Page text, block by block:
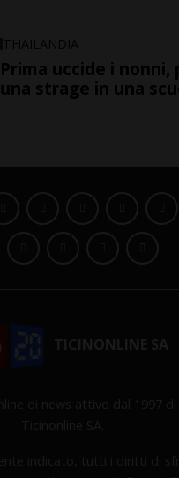
THAILANDIA
Prima uccide i nonni,
una strage in una